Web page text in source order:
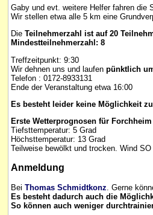
Gaby und evt. weitere Helfer fahren die
Wir stellen etwa alle 5 km eine
Die Teilnehmerzahl ist auf 20
Mindestteilnehmerzahl: 8
Treffzeitpunkt: 9:30
Wir dehnen uns und laufen pünktlich
Telefon : 0172-8933131
Ende der Veranstaltung etwa 16:00
Es besteht leider keine Möglichkeit
Erste Wetterprognosen für Forchheim
Tiefsttemperatur: 5 Grad
Höchsttemperatur: 13 Grad
Teilweise bewölkt und trocken. Wind SO
Anmeldung
Bei Thomas Schmidtkonz. Gerne
Es besteht dadurch auch die
So können auch weniger